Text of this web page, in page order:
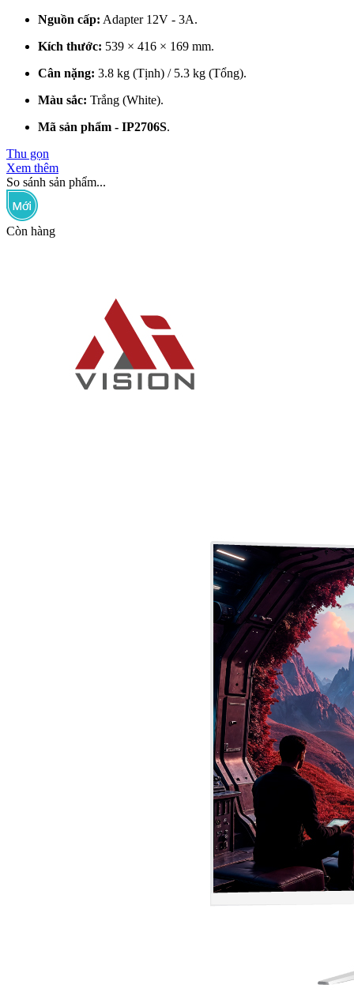
Nguồn cấp: Adapter 12V - 3A.
Kích thước: 539 × 416 × 169 mm.
Cân nặng: 3.8 kg (Tịnh) / 5.3 kg (Tổng).
Màu sắc: Trắng (White).
Mã sản phẩm - IP2706S.
Thu gọn
Xem thêm
So sánh sản phẩm...
Còn hàng